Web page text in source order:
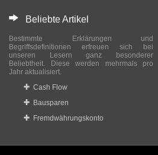
Beliebte Artikel
Bestimmte Erklärungen und
Begriffsdefinitionen erfreuen sich bei
unseren Lesern ganz besonderer
Beliebtheit. Diese werden mehrmals pro
Jahr aktualisiert.
Cash Flow
Bausparen
Fremdwährungskonto